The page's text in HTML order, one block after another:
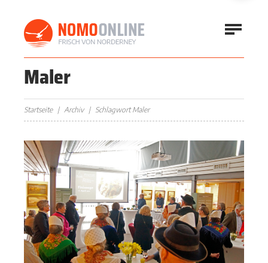
Maler
Startseite Archiv Schlagwort Maler